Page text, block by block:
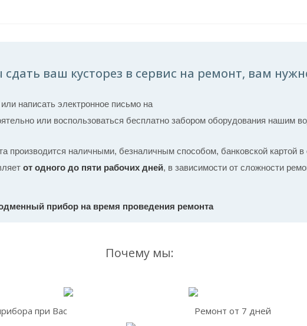
сдать ваш кусторез в сервис на ремонт, вам
или написать электронное письмо на
или воспользоваться бесплатно забором оборудования нашим
производится наличными, безналичным способом, банковской картой
от одного до пяти рабочих дней, в зависимости от сложности
прибор на время проведения ремонта
Почему мы:
при Вас Ремонт от 7 дней